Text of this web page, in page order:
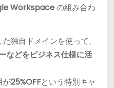
Workspaceの組み合わ
独自ドメインを使って、
などをビジネス仕様に活
が25%OFFという特別キャ